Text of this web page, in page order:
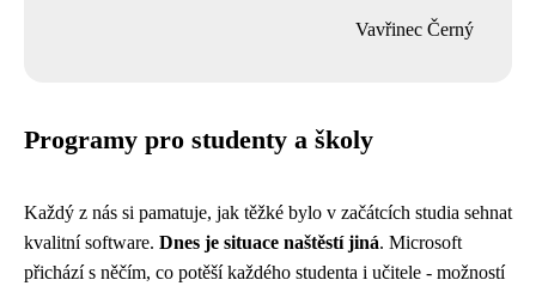
Vavřinec Černý
Programy pro studenty a školy
Každý z nás si pamatuje, jak těžké bylo v začátcích studia sehnat
kvalitní software. Dnes je situace naštěstí jiná. Microsoft
přichází s něčím, co potěší každého studenta i učitele - možností